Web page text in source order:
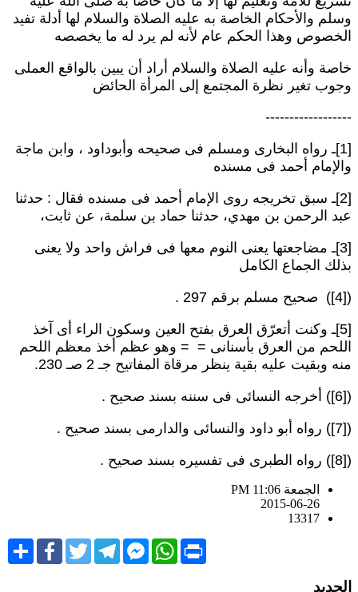
والأحكام الخاصة به عليه الصلاة والسلام لها أدلة تفيد
وهذا الحكم عام لأنه لم يرد له ما يخصصه
وأنه عليه الصلاة والسلام أراد أن يبين بالواقع العملى
تغير نظرة المجتمع إلى المرأة الحائض
[1]ـ رواه البخارى ومسلم فى صحيحه وأبوداود ، وابن ماجة
أحمد فى مسنده
[2]ـ سبق تخريجه روى الإمام أحمد فى مسنده فقال : حدثنا
الرحمن بن مهدي، حدثنا حماد بن سلمة، عن ثابت،
[3]ـ مضاجعتها يعنى النوم معها فى فراش واحد ولا يعنى
الجماع الكامل
[5]ـ وكنت أتعرّق العرق بفتح العين وسكون الراء أى آخذ
من العرق بأسنانى = = وهو عظم أخذ معظم اللحم
وبقيت عليه بقية ينظر مرقاة المفاتيح جـ 2 صـ 230.
الجمعة PM 11:06
2015-06-26
13317
ShareFacebookTwitterTelegramFacebook
Messenger
WhatsApp Print